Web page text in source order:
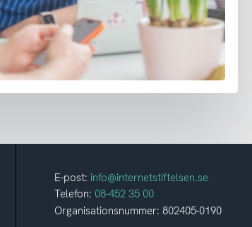
E-post: info@internetstiftelsen.se
Telefon: 08-452 35 00
Organisationsnummer: 802405-0190